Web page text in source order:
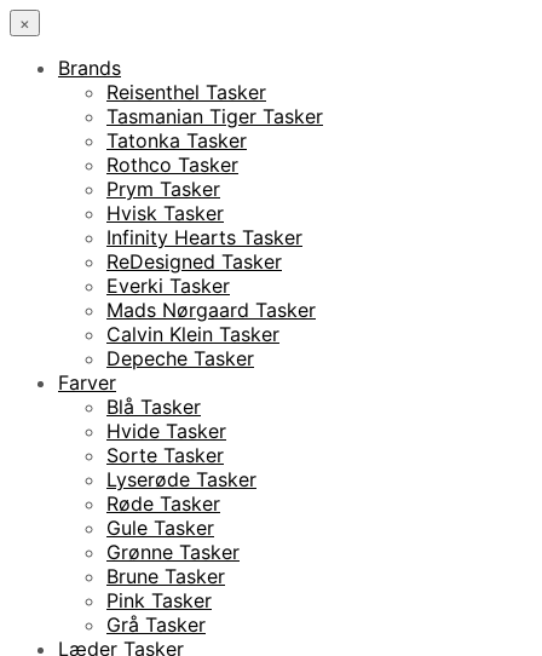
×
Brands
Reisenthel Tasker
Tasmanian Tiger Tasker
Tatonka Tasker
Rothco Tasker
Prym Tasker
Hvisk Tasker
Infinity Hearts Tasker
ReDesigned Tasker
Everki Tasker
Mads Nørgaard Tasker
Calvin Klein Tasker
Depeche Tasker
Farver
Blå Tasker
Hvide Tasker
Sorte Tasker
Lyserøde Tasker
Røde Tasker
Gule Tasker
Grønne Tasker
Brune Tasker
Pink Tasker
Grå Tasker
Læder Tasker